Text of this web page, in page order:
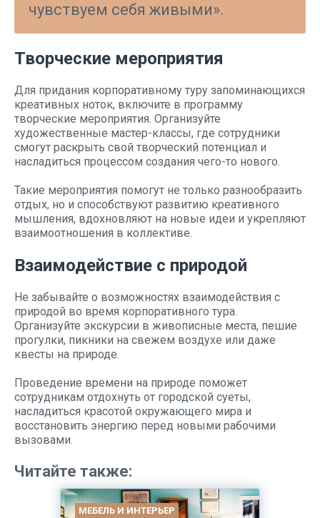
чувствуем себя живыми».
Творческие мероприятия
Для придания корпоративному туру запоминающихся
креативных ноток, включите в программу
творческие мероприятия. Организуйте
художественные мастер-классы, где сотрудники
смогут раскрыть свой творческий потенциал и
насладиться процессом создания чего-то нового.
Такие мероприятия помогут не только разнообразить
отдых, но и способствуют развитию креативного
мышления, вдохновляют на новые идеи и укрепляют
взаимоотношения в коллективе.
Взаимодействие с природой
Не забывайте о возможностях взаимодействия с
природой во время корпоративного тура.
Организуйте экскурсии в живописные места, пешие
прогулки, пикники на свежем воздухе или даже
квесты на природе.
Проведение времени на природе поможет
сотрудникам отдохнуть от городской суеты,
насладиться красотой окружающего мира и
восстановить энергию перед новыми рабочими
вызовами.
Читайте также:
МЕБЕЛЬ И ИНТЕРЬЕР